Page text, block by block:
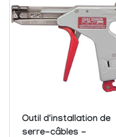
torons de câbles.
Ces serre-câbles
peuvent être
employées dans
pratiquement
n'importe quel
environnement, à...
Outil d'installation de
serre-câbles -